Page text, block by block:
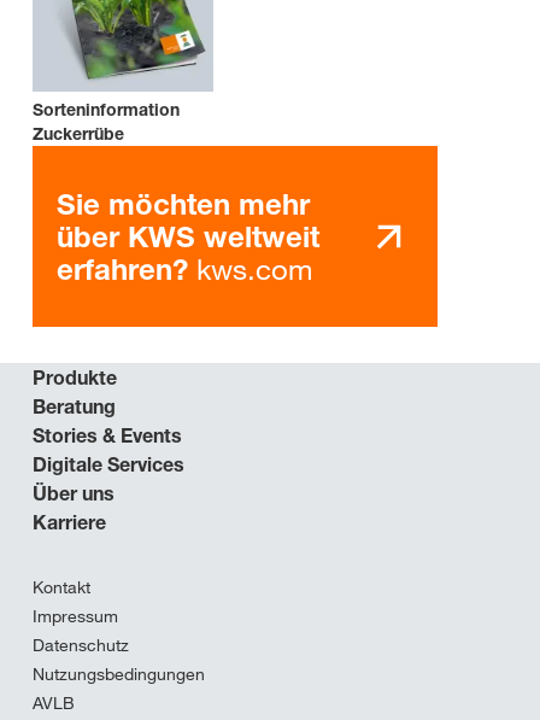
Sorteninformation
Zuckerrübe
Sie möchten mehr
über KWS weltweit
erfahren? kws.com
Produkte
Beratung
Stories & Events
Digitale Services
Über uns
Karriere
Kontakt
Impressum
Datenschutz
Nutzungsbedingungen
AVLB